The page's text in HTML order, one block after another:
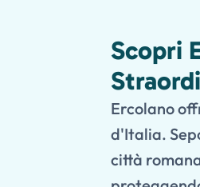
Scopri
Ercolano
d'Italia.
città